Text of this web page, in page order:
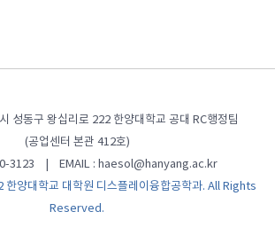
성동구 왕십리로 222 한양대학교 공대 RC행정팀
(공업센터 본관 412호)
3123 | EMAIL : haesol@hanyang.ac.kr
한양대학교 대학원 디스플레이융합공학과. All Rights
Reserved.